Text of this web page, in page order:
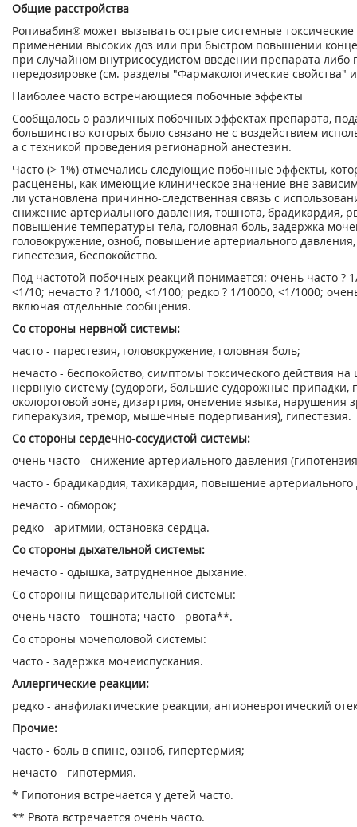
Общие расстройства
Ропивабин® может вызывать острые системные
применении высоких доз или при быстром повышении
при случайном внутрисосудистом введении препарата либо
передозировке (см. разделы "Фармакологические свойства"
Наиболее часто встречающиеся побочные эффекты
Сообщалось о различных побочных эффектах препарата,
большинство которых было связано не с воздействием
а с техникой проведения регионарной анестезин.
Часто (> 1%) отмечались следующие побочные эффекты,
расценены, как имеющие клиническое значение вне
ли установлена причинно-следственная связь с
снижение артериального давления, тошнота, брадикардия,
повышение температуры тела, головная боль, задержка
головокружение, озноб, повышение артериального
гипестезия, беспокойство.
Под частотой побочных реакций понимается: очень часто ?
<1/10; нечасто ? 1/1000, <1/100; редко ? 1/10000, <1/1000;
включая отдельные сообщения.
Со стороны нервной системы:
часто - парестезия, головокружение, головная боль;
нечасто - беспокойство, симптомы токсического действия
нервную систему (судороги, большие судорожные припадки,
околоротовой зоне, дизартрия, онемение языка, нарушения
гиперакузия, тремор, мышечные подергивания), гипестезия.
Со стороны сердечно-сосудистой системы:
очень часто - снижение артериального давления
часто - брадикардия, тахикардия, повышение артериального
нечасто - обморок;
редко - аритмии, остановка сердца.
Со стороны дыхательной системы:
нечасто - одышка, затрудненное дыхание.
Со стороны пищеварительной системы:
очень часто - тошнота; часто - рвота**.
Со стороны мочеполовой системы:
часто - задержка мочеиспускания.
Аллергические реакции:
редко - анафилактические реакции, ангионевротический
Прочие:
часто - боль в спине, озноб, гипертермия;
нечасто - гипотермия.
* Гипотония встречается у детей часто.
** Рвота встречается очень часто.